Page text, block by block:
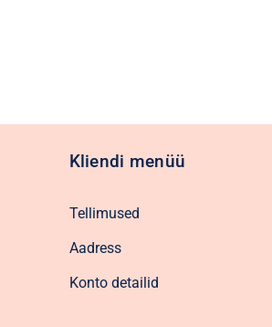
Kliendi menüü
Tellimused
Aadress
Konto detailid